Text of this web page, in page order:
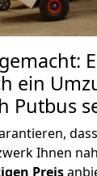
ein
Putbus
Ihnen
Preis